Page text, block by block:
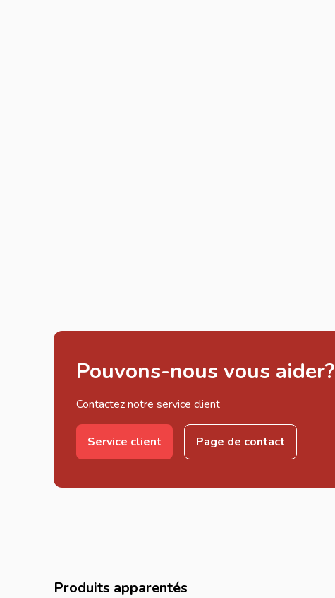
Pouvons-nous vous aider?
Contactez notre service client
Service client Page de contact
Produits apparentés